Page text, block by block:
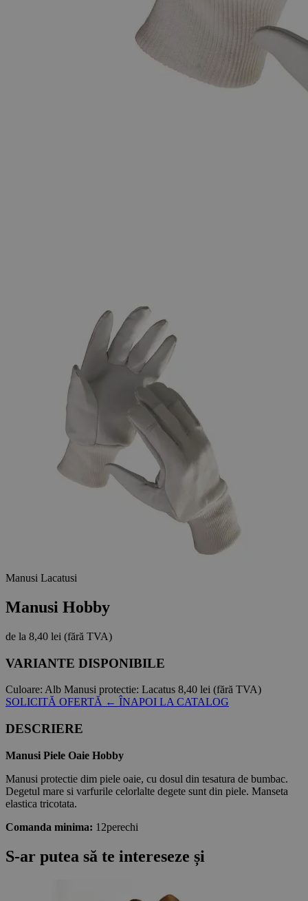
Manusi Lacatusi
Manusi Hobby
de la 8,40 lei (fără TVA)
VARIANTE DISPONIBILE
Culoare: Alb Manusi protectie: Lacatus 8,40 lei (fără TVA)
SOLICITĂ OFERTĂ ← ÎNAPOI LA CATALOG
DESCRIERE
Manusi Piele Oaie Hobby
Manusi protectie dim piele oaie, cu dosul din tesatura de bumbac.
Degetul mare si varfurile celorlalte degete sunt din piele. Manseta
elastica tricotata.
Comanda minima: 12perechi
S-ar putea să te intereseze și